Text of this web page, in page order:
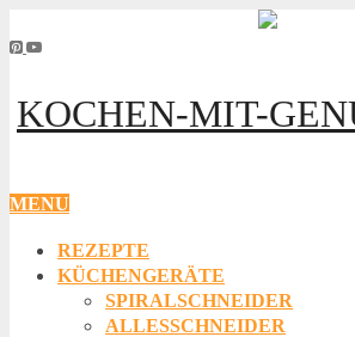
KOCHEN-MIT-
MENU
REZEPTE
KÜCHENGERÄTE
SPIRALSCHNEIDER
ALLESSCHNEIDER